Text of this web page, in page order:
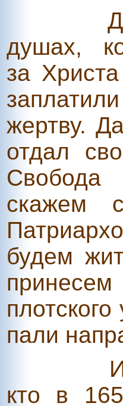
душах,
за
заплатили
жертву.
отдал
скажем
будем
пали
кто в